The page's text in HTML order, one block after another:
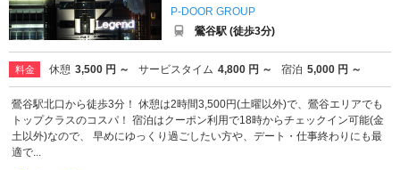
P-DOOR GROUP
鶯谷駅 (徒歩3分)
料金 休憩 3,500 円 ～ サービスタイム 4,800 円 ～ 宿泊 5,000 円 ～
鶯谷駅北口から徒歩3分！ 休憩は2時間3,500円(土曜以外)で、鶯谷エリアでも
トップクラスのコスパ！ 宿泊はクーポン利用で18時からチェックイン可能(金
土以外)なので、 早めにゆっくり過ごしたい方や、デート・仕事終わりにも最
適で...